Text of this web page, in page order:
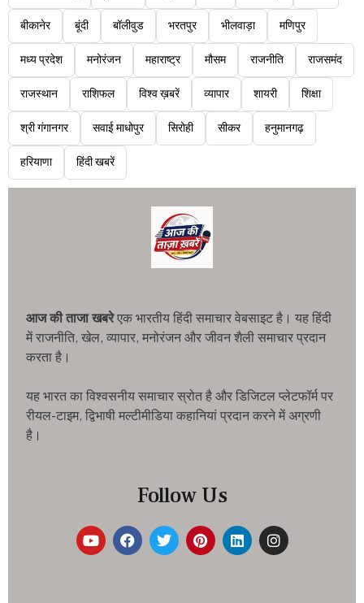
बीकानेर बूंदी बॉलीवुड भरतपुर भीलवाड़ा मणिपुर
मध्य प्रदेश मनोरंजन महाराष्ट्र मौसम राजनीति राजसमंद
राजस्थान राशिफल विश्व ख़बरें व्यापार शायरी शिक्षा
श्री गंगानगर सवाई माधोपुर सिरोही सीकर हनुमानगढ़
हरियाणा हिंदी खबरें
आज की ताजा खबरेएक भारतीय हिंदी समाचार वेबसाइट है। यह हिंदी
में राजनीति, खेल, व्यापार, मनोरंजन और जीवन शैली समाचार प्रदान
करता है।
यह भारत का विश्वसनीय समाचार स्रोत है और डिजिटल प्लेटफॉर्म पर
रीयल-टाइम, द्विभाषी मल्टीमीडिया कहानियां प्रदान करने में अग्रणी
है।
Follow Us